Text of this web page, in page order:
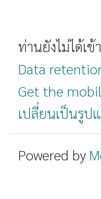
ท่านยังไม่ได้เ
Data
Get the
เปลี่ยนเป็นรูป
Powered by